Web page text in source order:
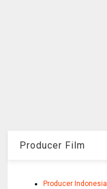
Producer Film
Producer Indonesia